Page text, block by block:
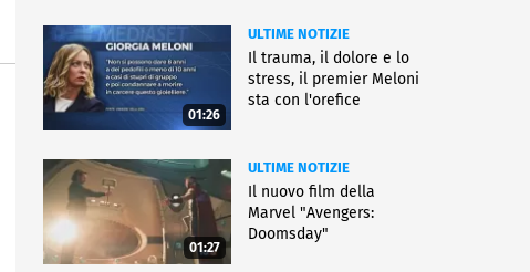
01:26
ULTIME NOTIZIE
Il trauma, il dolore e lo
stress, il premier Meloni
sta con l'orefice
01:27
ULTIME NOTIZIE
Il nuovo film della
Marvel "Avengers:
Doomsday"